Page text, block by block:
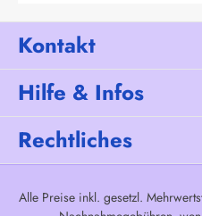
Kontakt
Hilfe & Infos
Rechtliches
Alle Preise inkl. gesetzl.